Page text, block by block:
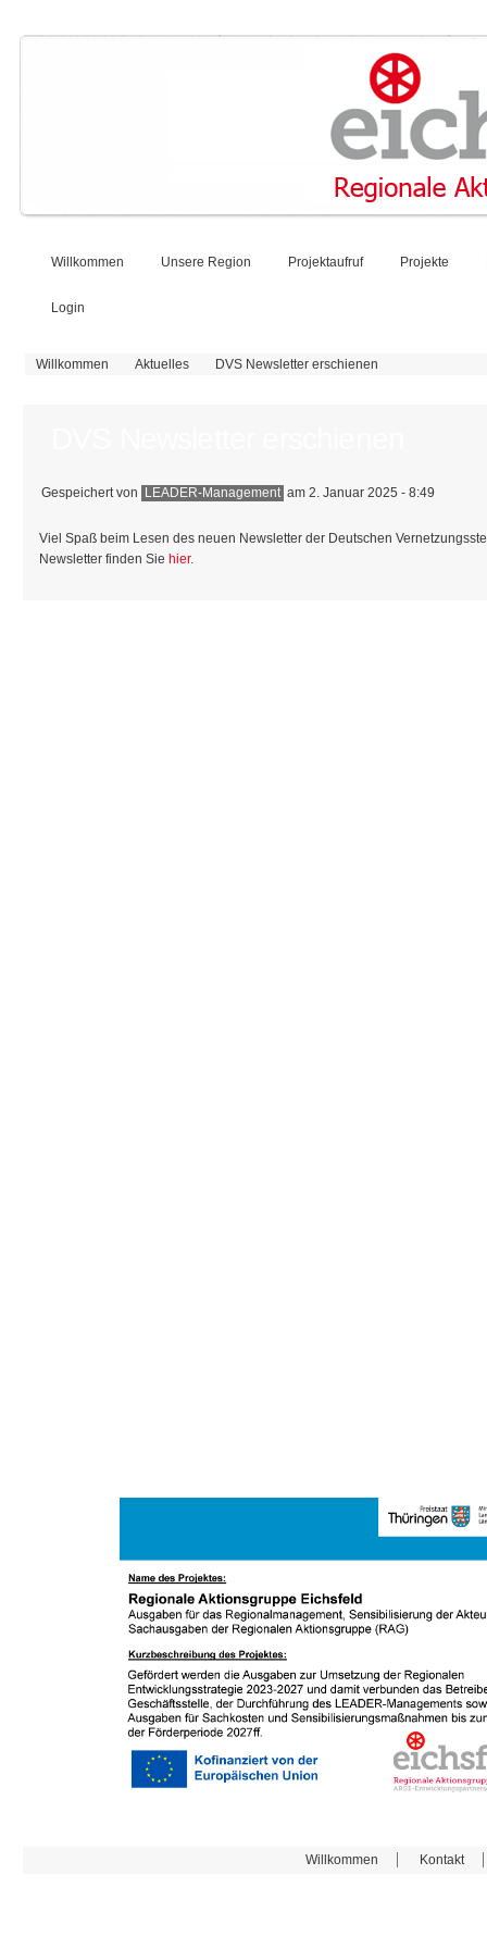
Willkommen Unsere Region Projektaufruf Projekte
Login
Sie sind hier
Willkommen Aktuelles DVS Newsletter erschienen
Gespeichert von LEADER-Management am 2. Januar 2025 - 8:49
Viel Spaß beim Lesen des neuen Newsletter der Deutschen
Newsletter finden Sie hier.
Willkommen Kontakt